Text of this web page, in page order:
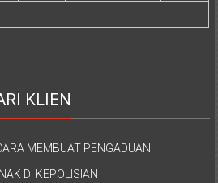
KLIEN
MEMBUAT PENGADUAN
DI KEPOLISIAN